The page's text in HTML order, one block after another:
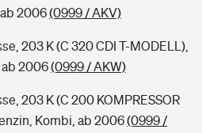
2006(0999 / AKV)
203 K (C 320 CDI T-MODELL),
ab 2006(0999 / AKW)
203 K (C 200 KOMPRESSOR
Kombi, ab 2006(0999 /